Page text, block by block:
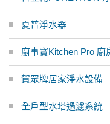
夏普淨水器
廚事寶Kitchen Pro 廚
賀眾牌居家淨水設備
全戶型水塔過濾系統